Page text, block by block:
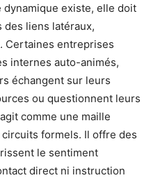
existe, elle doit
liens latéraux,
Certaines entreprises
internes auto-animés,
échangent sur leurs
ou questionnent leurs
comme une maille
formels. Il offre des
le sentiment
direct ni instruction